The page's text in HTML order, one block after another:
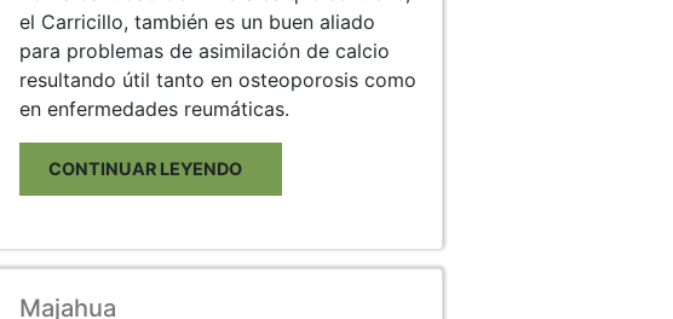
el Carricillo, también es un buen aliado
para problemas de asimilación de calcio
resultando útil tanto en osteoporosis como
en enfermedades reumáticas.
CONTINUAR LEYENDO
Majahua